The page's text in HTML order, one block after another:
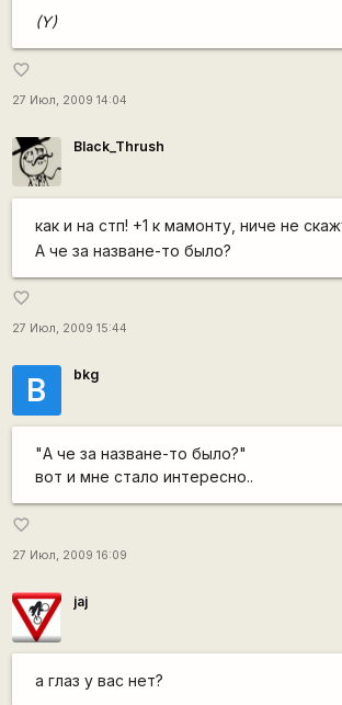
(Y)
favorite_border
27 Июл, 2009 14:04
Black_Thrush
как и на стп! +1 к мамонту, ниче не
А че за назване-то было?
favorite_border
27 Июл, 2009 15:44
B bkg
"А че за назване-то было?"
вот и мне стало интересно..
favorite_border
27 Июл, 2009 16:09
jaj
а глаз у вас нет?